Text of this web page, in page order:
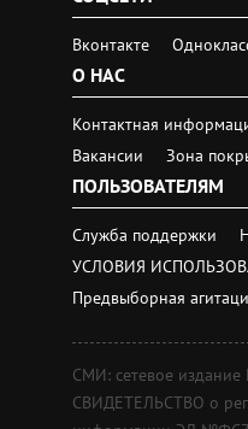
Вконтакте
О НАС
Контактная
Вакансии
Зона
ПОЛЬЗОВАТЕЛЯМ
Служба поддержки
УСЛОВИЯ
Предвыборная
СМИ: сетевое
СВИДЕТЕЛЬСТВО о